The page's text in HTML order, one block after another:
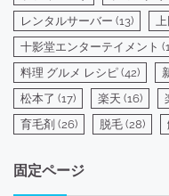
レンタルサーバー (13)
十影堂エンターテイメント
料理 グルメ レシピ (42)
松本了 (17) 楽天 (16)
育毛剤 (26) 脱毛 (28)
固定ページ